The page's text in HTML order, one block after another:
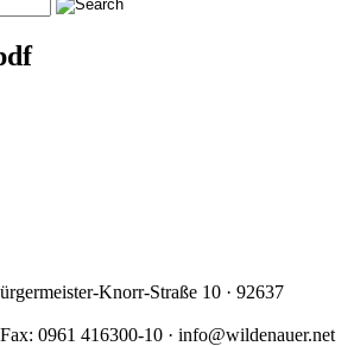
Knorr-Straße 10 · 92637
0961 416300-10 · info@wildenauer.net